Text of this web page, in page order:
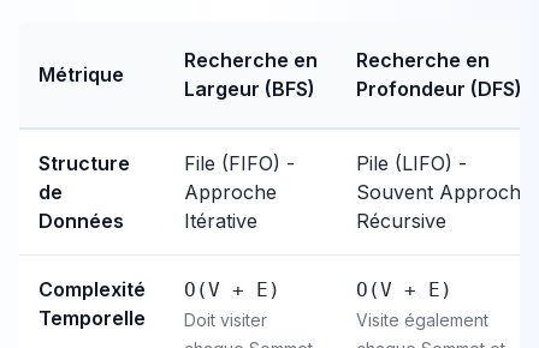
Métrique
Recherche en
Largeur (BFS)
Recherche en
Profondeur (DFS)
Structure
de
Données
File (FIFO) -
Approche
Itérative
Pile (LIFO) -
Souvent Approche
Récursive
Complexité
Temporelle
O(V + E)
Doit visiter
O(V + E)
Visite également